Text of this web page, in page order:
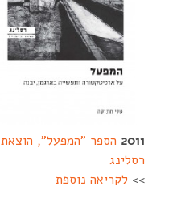
2011 הספר "המפעל", הוצאת
רסלינג
>> לקריאה נוספת